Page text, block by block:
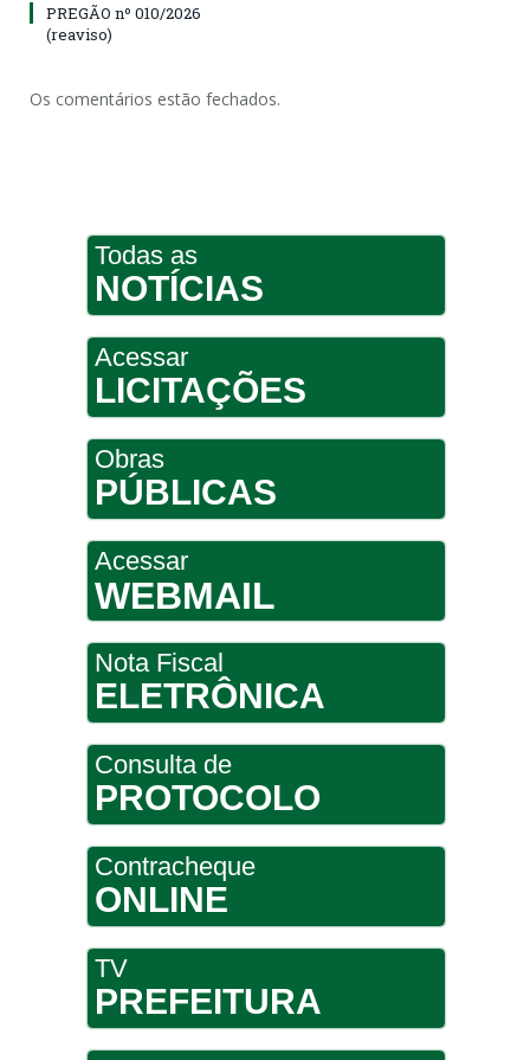
PREGÃO nº 010/2026
(reaviso)
Os comentários estão fechados.
Todas as
NOTÍCIAS
Acessar
LICITAÇÕES
Obras
PÚBLICAS
Acessar
WEBMAIL
Nota Fiscal
ELETRÔNICA
Consulta de
PROTOCOLO
Contracheque
ONLINE
TV
PREFEITURA